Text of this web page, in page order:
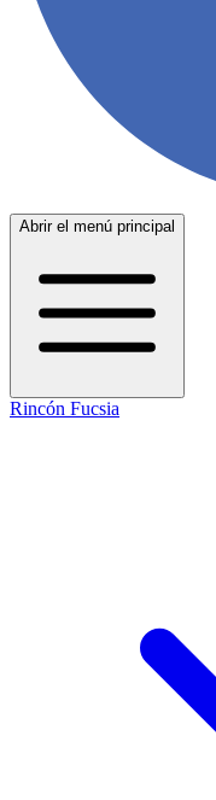
Abrir el menú principal
Rincón Fucsia